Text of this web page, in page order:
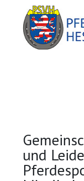
und